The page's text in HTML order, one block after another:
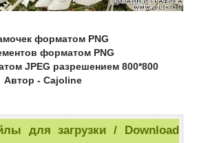
форматом PNG
форматом PNG
JPEG разрешением 800*800
Автор - Cajoline
для загрузки / Download